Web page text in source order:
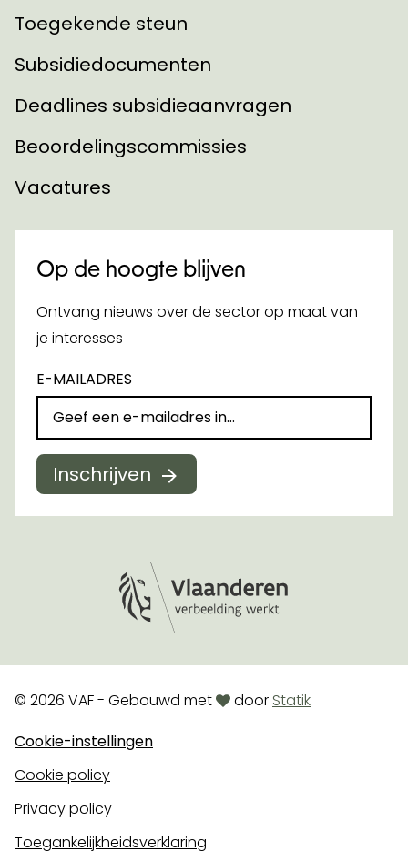
Toegekende steun
Subsidiedocumenten
Deadlines subsidieaanvragen
Beoordelingscommissies
Vacatures
Op de hoogte blijven
Ontvang nieuws over de sector op maat van
je interesses
E-MAILADRES
Inschrijven
© 2026 VAF - Gebouwd metlovedoor Statik
Cookie-instellingen
Cookie policy
Privacy policy
Toegankelijkheidsverklaring